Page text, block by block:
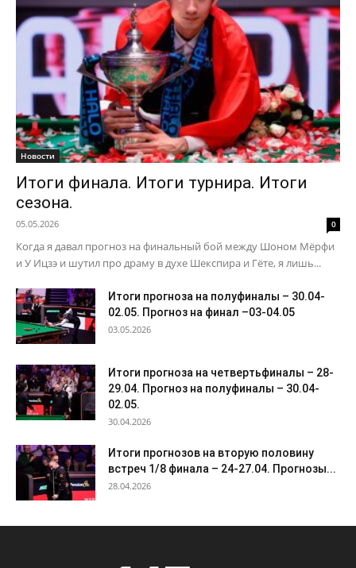
Новости
Итоги финала. Итоги турнира. Итоги
сезона.
05.05.2026 0
Когда я давал прогноз на финальный бой между Шоном Мёрфи
и У Ицзэ и шутил про драму в духе Шекспира и Гёте, я лишь...
Итоги прогноза на полуфиналы – 30.04-
02.05. Прогноз на финал –03-04.05
03.05.2026
Итоги прогноза на четвертьфиналы – 28-
29.04. Прогноз на полуфиналы – 30.04-
02.05.
30.04.2026
Итоги прогнозов на вторую половину
встреч 1/8 финала – 24-27.04. Прогнозы...
28.04.2026